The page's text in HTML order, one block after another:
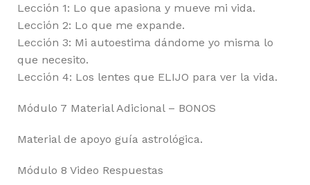
Lección 1: Lo que apasiona y mueve mi vida.
Lección 2: Lo que me expande.
Lección 3: Mi autoestima dándome yo misma lo
que necesito.
Lección 4: Los lentes que ELIJO para ver la vida.
Módulo 7 Material Adicional – BONOS
Material de apoyo guía astrológica.
Módulo 8 Video Respuestas